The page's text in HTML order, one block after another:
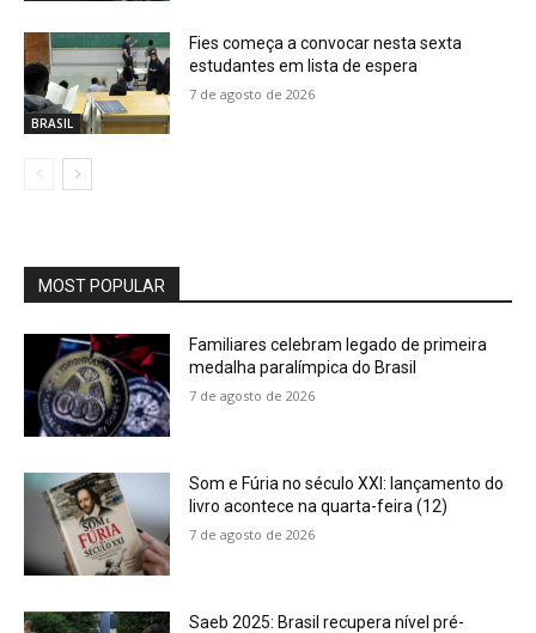
BRASIL
Fies começa a convocar nesta sexta
estudantes em lista de espera
7 de agosto de 2026
MOST POPULAR
Familiares celebram legado de primeira
medalha paralímpica do Brasil
7 de agosto de 2026
Som e Fúria no século XXI: lançamento do
livro acontece na quarta-feira (12)
7 de agosto de 2026
Saeb 2025: Brasil recupera nível pré-